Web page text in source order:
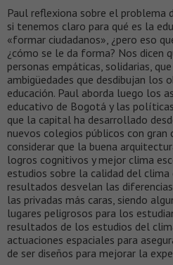
Paul reflexiona sobre el problema
si tenemos claro para qué es la
«formar ciudadanos», ¿pero eso
¿cómo se le da forma? Nos dicen
personas empáticas, solidarias,
ambigüedades que desdibujan los
educación. Paul aborda luego los
educativo de Bogotá y las
que la capital ha desarrollado
nuevos colegios públicos con gran
considerar que la buena
logros cognitivos y mejor clima
estudios sobre la calidad del
resultados desvelan las
las privadas más caras, siendo
lugares peligrosos para los
resultados de los estudios del
actuaciones espaciales para
de ser diseños para mejorar la